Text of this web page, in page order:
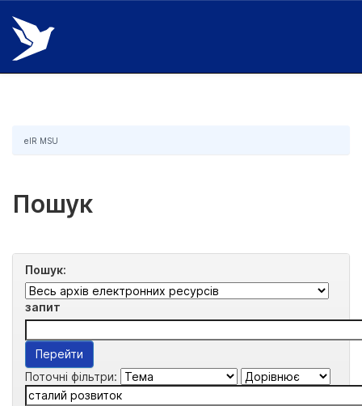
Skip
navigation
eIR MSU
Пошук
Пошук:
запит
Поточні фільтри: